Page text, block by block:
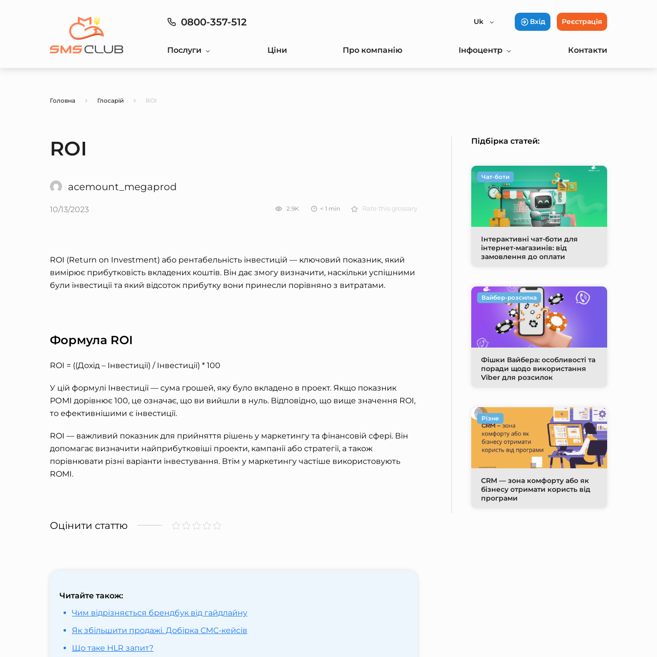
0800-357-512 Uk Вхід Реєстрація
Послуги Ціни Про компанію Інфоцентр Контакти
Головна Глосарій RОІ
RОІ
acemount_megaprod
10/13/2023 2.9K < 1 min Rate this glossary
ROI (Return on Investment) або рентабельність інвестицій — ключовий показник, який
вимірює прибутковість вкладених коштів. Він дає змогу визначити, наскільки успішними
були інвестиції та який відсоток прибутку вони принесли порівняно з витратами.
Формула ROI
ROI = ((Дохід – Інвестиції) / Інвестиції) * 100
У цій формулі Інвестиції — сума грошей, яку було вкладено в проект. Якщо показник
РОМІ дорівнює 100, це означає, що ви вийшли в нуль. Відповідно, що вище значення ROI,
то ефективнішими є інвестиції.
ROI — важливий показник для прийняття рішень у маркетингу та фінансовій сфері. Він
допомагає визначити найприбутковіші проекти, кампанії або стратегії, а також
порівнювати різні варіанти інвестування. Втім у маркетингу частіше використовують
ROMI.
Оцінити статтю
Читайте також:
Чим відрізняється брендбук від гайдлайну
Як збільшити продажі. Добірка СМС-кейсів
Що таке HLR запит?
Підбірка статей:
Інтерактивні чат-боти для
інтернет-магазинів: від
замовлення до оплати
Чат-боти
Фішки Вайбера: особливості та
поради щодо використання
Viber для розсилок
Вайбер-розсилка
CRM — зона комфорту або як
бізнесу отримати користь від
програми
Різне